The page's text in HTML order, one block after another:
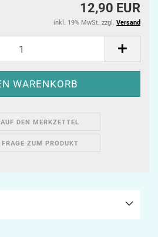
12,90 EUR
inkl. 19% MwSt. zzgl. Versand
AUF DEN MERKZETTEL
FRAGE ZUM PRODUKT